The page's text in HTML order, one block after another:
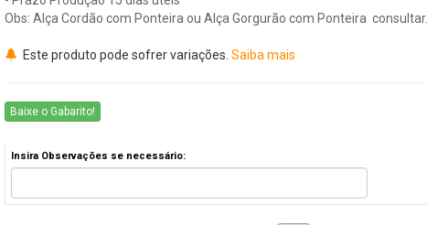
Obs: Alça Cordão com Ponteira ou Alça Gorgurão com Ponteira consultar.
Este produto pode sofrer variações. Saiba mais
Baixe o Gabarito!
Insira Observações se necessário: